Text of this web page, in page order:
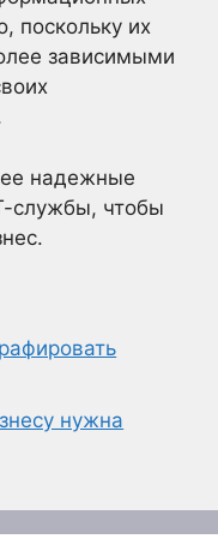
поскольку их
зависимыми
надежные
службы, чтобы
нужна